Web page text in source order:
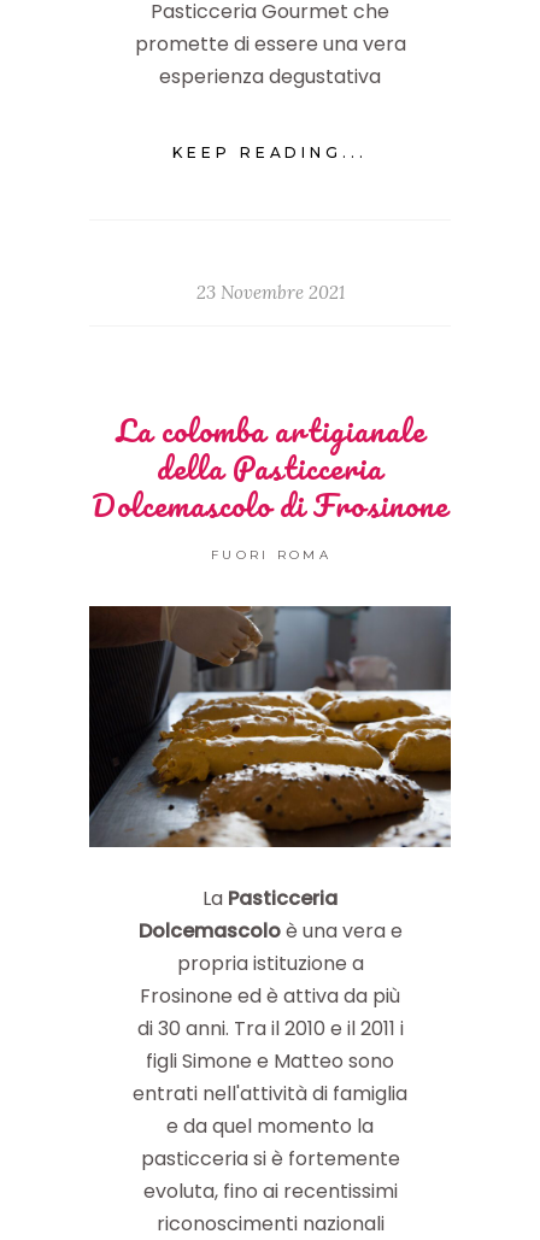
Pasticceria Gourmet che
promette di essere una vera
esperienza degustativa
KEEP READING...
23 Novembre 2021
La colomba artigianale
della Pasticceria
Dolcemascolo di Frosinone
FUORI ROMA
La Pasticceria
Dolcemascoloè una vera e
propria istituzione a
Frosinone ed è attiva da più
di 30 anni. Tra il 2010 e il 2011 i
figli Simone e Matteo sono
entrati nell'attività di famiglia
e da quel momento la
pasticceria si è fortemente
evoluta, fino ai recentissimi
riconoscimenti nazionali